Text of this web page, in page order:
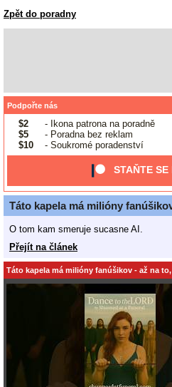
Zpět do poradny
Podpořte nás
$2
- Ikona patrona na poradně
$5
- Poradna bez reklam
$10
- Soukromé poradenství
STAŇTE SE
Táto kapela má milióny
O tom kam smeruje sucasne AI.
Přejít na článek
Táto kapela má milióny fanúšikov - až na